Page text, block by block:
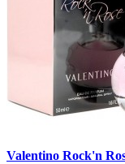
Valentino Rock'n